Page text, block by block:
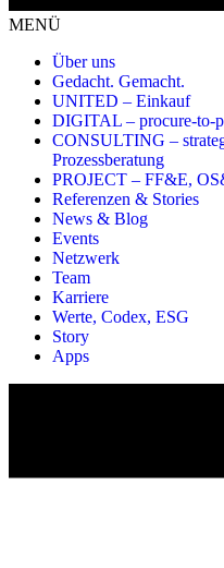
MENÜ
Über uns
Gedacht. Gemacht.
UNITED – Einkauf
DIGITAL – procure-to-
CONSULTING –
Prozessberatung
PROJECT – FF&E,
Referenzen & Stories
News & Blog
Events
Netzwerk
Team
Karriere
Werte, Codex, ESG
Story
Apps